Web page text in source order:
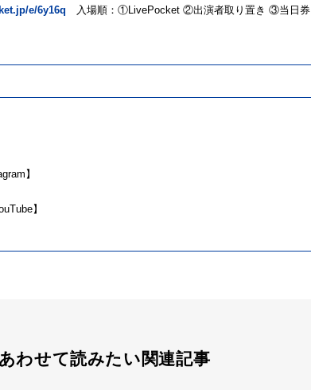
e/6y16q 入場順：①LivePocket ②出演者取り置き ③当日券
】
】
あわせて読みたい関連記事